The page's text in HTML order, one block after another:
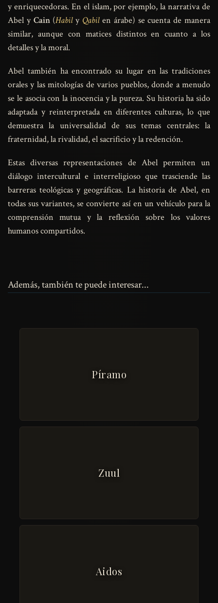
y enriquecedoras. En el islam, por ejemplo, la narrativa de
Abel y Cain(Habily Qabilen árabe) se cuenta de manera
similar, aunque con matices distintos en cuanto a los
detalles y la moral.
Abel también ha encontrado su lugar en las tradiciones
orales y las mitologías de varios pueblos, donde a menudo
se le asocia con la inocencia y la pureza. Su historia ha sido
adaptada y reinterpretada en diferentes culturas, lo que
demuestra la universalidad de sus temas centrales: la
fraternidad, la rivalidad, el sacrificio y la redención.
Estas diversas representaciones de Abel permiten un
diálogo intercultural e interreligioso que trasciende las
barreras teológicas y geográficas. La historia de Abel, en
todas sus variantes, se convierte así en un vehículo para la
comprensión mutua y la reflexión sobre los valores
humanos compartidos.
Además, también te puede interesar...
Píramo
Zuul
Aidos